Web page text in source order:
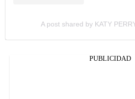
A post shared by KATY
PUBLICIDAD